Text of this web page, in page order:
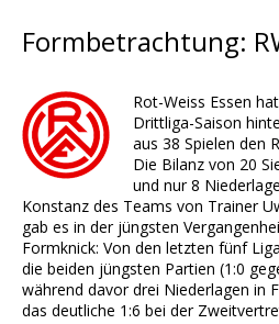
Formbetrachtung:
Rot-Weiss Essen
Drittliga-Saison
aus 38 Spielen den
Die Bilanz von 20
und nur 8
Konstanz des Teams von Trainer
gab es in der jüngsten
Formknick: Von den letzten fünf
die beiden jüngsten Partien (1:0
während davor drei Niederlagen in
das deutliche 1:6 bei der